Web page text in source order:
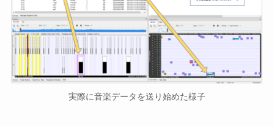
実際に音楽データを送り始めた様子